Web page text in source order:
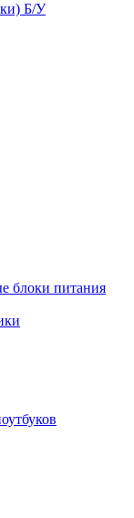
Б/У
блоки питания